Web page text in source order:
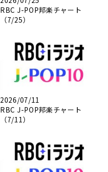
RBC J-POP邦楽チャート
（7/25）
2026/07/11
RBC J-POP邦楽チャート
（7/11）